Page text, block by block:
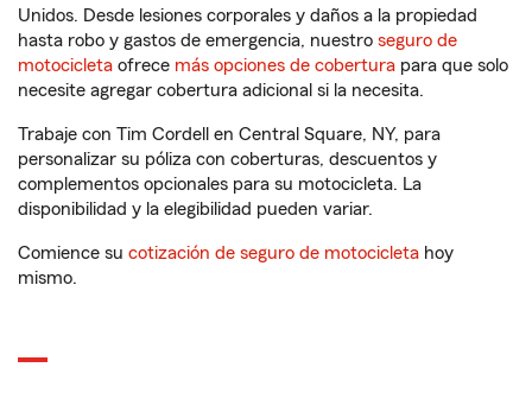
Unidos. Desde lesiones corporales y daños a la propiedad
hasta robo y gastos de emergencia, nuestro seguro de
motocicleta ofrece más opciones de cobertura para que solo
necesite agregar cobertura adicional si la necesita.
Trabaje con Tim Cordell en Central Square, NY, para
personalizar su póliza con coberturas, descuentos y
complementos opcionales para su motocicleta. La
disponibilidad y la elegibilidad pueden variar.
Comience su cotización de seguro de motocicleta hoy
mismo.